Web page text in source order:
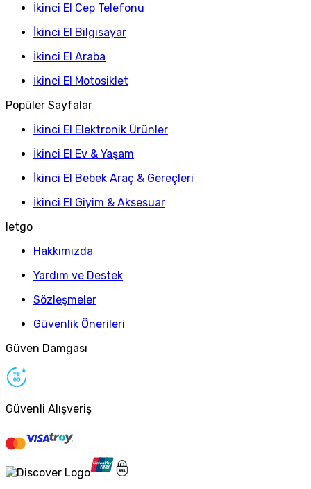
İkinci El Cep Telefonu
İkinci El Bilgisayar
İkinci El Araba
İkinci El Motosiklet
Popüler Sayfalar
İkinci El Elektronik Ürünler
İkinci El Ev & Yaşam
İkinci El Bebek Araç & Gereçleri
İkinci El Giyim & Aksesuar
letgo
Hakkımızda
Yardım ve Destek
Sözleşmeler
Güvenlik Önerileri
Güven Damgası
Güvenli Alışveriş